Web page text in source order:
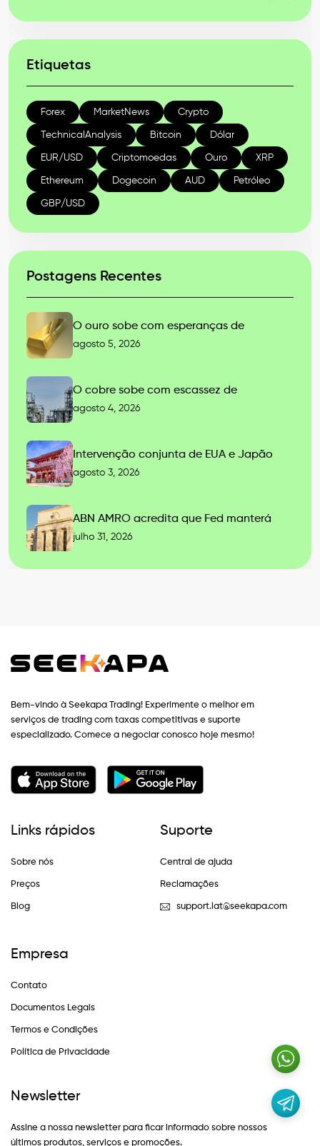
Etiquetas
Forex MarketNews Crypto
TechnicalAnalysis Bitcoin Dólar
EUR/USD Criptomoedas Ouro XRP
Ethereum Dogecoin AUD Petróleo
GBP/USD
Postagens Recentes
O ouro sobe com esperanças de
agosto 5, 2026
O cobre sobe com escassez de
agosto 4, 2026
Intervenção conjunta de EUA e Japão
agosto 3, 2026
ABN AMRO acredita que Fed manterá
julho 31, 2026
Bem-vindo à Seekapa Trading! Experimente o melhor em
serviços de trading com taxas competitivas e suporte
especializado. Comece a negociar conosco hoje mesmo!
Links rápidos
Sobre nós
Preços
Blog
Suporte
Central de ajuda
Reclamações
support.lat@seekapa.com
Empresa
Contato
Documentos Legais
Termos e Condições
Política de Privacidade
Newsletter
Assine a nossa newsletter para ficar informado sobre nossos
últimos produtos, serviços e promoções.